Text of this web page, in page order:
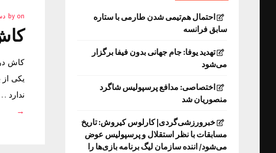
by on
کاش
یکی
ندارد
→
احتمال هم‌تیمی شدن طارمی با ستاره
سابق فرانسه
تهدید یوفا: جام جهانی بدون فیفا برگزار
می‌شود
اختصاصی: مدافع پرسپولیس شاگرد
منصوریان شد
خبرورزشی‌گردی| کارلوس کیروش: تاریخ
مسابقات با نظر استقلال و پرسپولیس عوض
می‌شود/ اننده سازمان لیگ برنامه بازی‌ها را